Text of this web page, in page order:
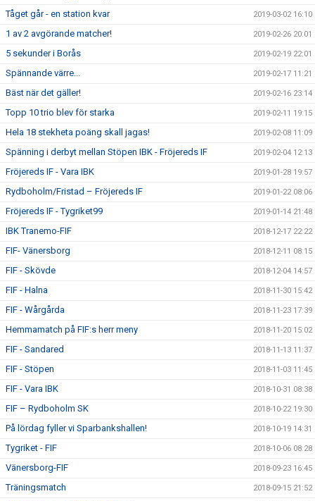
Tåget går - en station kvar 2019-03-02 16:10
1 av 2 avgörande matcher! 2019-02-26 20:01
5 sekunder i Borås 2019-02-19 22:01
Spännande värre... 2019-02-17 11:21
Bäst när det gäller! 2019-02-16 23:14
Topp 10 trio blev för starka 2019-02-11 19:15
Hela 18 stekheta poäng skall jagas! 2019-02-08 11:09
Spänning i derbyt mellan Stöpen IBK - Fröjereds IF 2019-02-04 12:13
Fröjereds IF - Vara IBK 2019-01-28 19:57
Rydboholm/Fristad – Fröjereds IF 2019-01-22 08:06
Fröjereds IF - Tygriket99 2019-01-14 21:48
IBK Tranemo-FIF 2018-12-17 22:22
FIF- Vänersborg 2018-12-11 08:15
FIF - Skövde 2018-12-04 14:57
FIF - Halna 2018-11-30 15:42
FIF - Wårgårda 2018-11-23 17:39
Hemmamatch på FIF:s herr meny 2018-11-20 15:02
FIF - Sandared 2018-11-13 11:37
FIF - Stöpen 2018-11-03 11:45
FIF - Vara IBK 2018-10-31 08:38
FIF – Rydboholm SK 2018-10-22 19:30
På lördag fyller vi Sparbankshallen! 2018-10-19 14:31
Tygriket - FIF 2018-10-06 08:28
Vänersborg-FIF 2018-09-23 16:45
Träningsmatch 2018-09-15 21:52